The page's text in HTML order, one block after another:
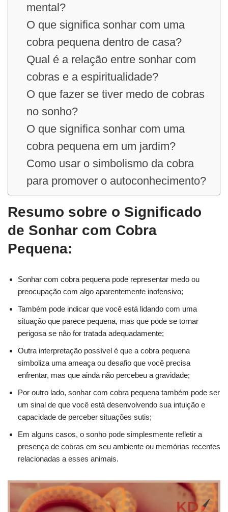
mental?
O que significa sonhar com uma
cobra pequena dentro de casa?
Qual é a relação entre sonhar com
cobras e a espiritualidade?
O que fazer se tiver medo de cobras
no sonho?
O que significa sonhar com uma
cobra pequena em um jardim?
Como usar o simbolismo da cobra
para promover o autoconhecimento?
Resumo sobre o Significado
de Sonhar com Cobra
Pequena:
Sonhar com cobra pequena pode representar medo ou
preocupação com algo aparentemente inofensivo;
Também pode indicar que você está lidando com uma
situação que parece pequena, mas que pode se tornar
perigosa se não for tratada adequadamente;
Outra interpretação possível é que a cobra pequena
simboliza uma ameaça ou desafio que você precisa
enfrentar, mas que ainda não percebeu a gravidade;
Por outro lado, sonhar com cobra pequena também pode ser
um sinal de que você está desenvolvendo sua intuição e
capacidade de perceber situações sutis;
Em alguns casos, o sonho pode simplesmente refletir a
presença de cobras em seu ambiente ou memórias recentes
relacionadas a esses animais.